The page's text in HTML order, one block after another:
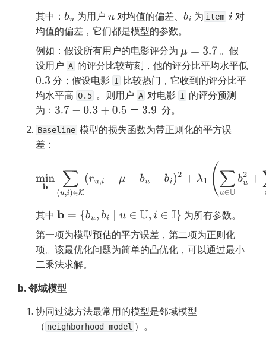
其中： bu 为用户 u 对均值的偏差、 bi 为 item i 对
均值的偏差，它们都是模型的参数。
例如：假设所有用户的电影评分为 μ=3.7
。假
设用户 A
0.3 分；假设电影 I 比较热门，它收到的评分比平
均水平高 0.5 。则用户 A 对电影 I 的评分预测
为： 3.7− 0.3+0.5=3.9
  分。
Baseline 模型的损失函数为带正则化的平方误
差：
∑(u, 1 Ubu2+
i
bi2
其中 b= {b u,bi∣ u∈ U,i∈I
为所有参数。
第一项为模型预估的平方误差，第二项为正则化
项。该最优化问题为简单的凸优化，可以通过最小
二乘法求解。
b. 邻域模型
协同过滤方法最常用的模型是邻域模型
（ neighborhood model ）。